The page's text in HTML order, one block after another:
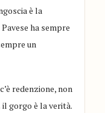
è la
ha sempre
un
redenzione, non
il gorgo è la verità.